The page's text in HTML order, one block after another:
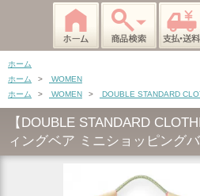
ホーム
ホーム
>
WOMEN
ホーム
> WOMEN > DOUBLE STANDARD
【DOUBLE STANDARD
ィングベア ミニショッピング